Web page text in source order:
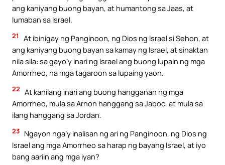
ang kaniyang buong bayan, at humantong sa Jaas, at
lumaban sa Israel.
21
At ibinigay ng Panginoon, ng Dios ng Israel si Sehon, at
ang kaniyang buong bayan sa kamay ng Israel, at sinaktan
nila sila: sa gayo’y inari ng Israel ang buong lupain ng mga
Amorrheo, na mga tagaroon sa lupaing yaon.
22 At kanilang inari ang buong hangganan ng mga
Amorrheo, mula sa Arnon hanggang sa Jaboc, at mula sa
ilang hanggang sa Jordan.
23 Ngayon nga’y inalisan ng ari ng Panginoon, ng Dios ng
Israel ang mga Amorrheo sa harap ng bayang Israel, at iyo
bang aariin ang mga iyan?